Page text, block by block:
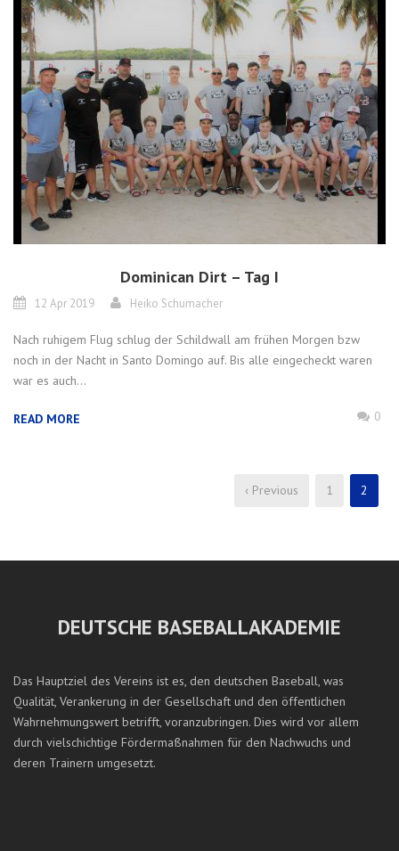
Dominican Dirt – Tag I
12 Apr 2019 Heiko Schumacher
Nach ruhigem Flug schlug der Schildwall am frühen Morgen bzw
noch in der Nacht in Santo Domingo auf. Bis alle eingecheckt waren
war es auch...
READ MORE 0
‹ Previous 1 2
DEUTSCHE BASEBALLAKADEMIE
Das Hauptziel des Vereins ist es, den deutschen Baseball, was
Qualität, Verankerung in der Gesellschaft und den öffentlichen
Wahrnehmungswert betrifft, voranzubringen. Dies wird vor allem
durch vielschichtige Fördermaßnahmen für den Nachwuchs und
deren Trainern umgesetzt.